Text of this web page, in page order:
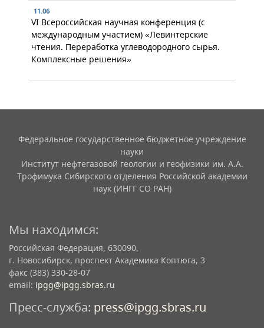
11.06
VI Всероссийская научная конференция (с
международным участием) «Левинтерские
чтения. Переработка углеводородного сырья.
Комплексные решения»
Федеральное государственное бюджетное учреждение
науки
Институт нефтегазовой геологии и геофизики им. А.А.
Трофимука Сибирского отделения Российской академии
наук (ИНГГ СО РАН)
Мы находимся:
Российская Федерация, 630090,
г. Новосибирск, проспект Академика Коптюга, 3
факс (383) 330-28-07
email: ipgg@ipgg.sbras.ru
Пресс-служба: press@ipgg.sbras.ru